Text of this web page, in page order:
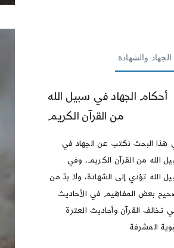
الجهاد والشهادة
أحكام الجهاد في سبيل الله
من القرآن الكريم
هذا البحث نكتب عن الجهاد في
الله من القرآن الكريم، وفي
الله تؤدي إلى الشهادة، ولا بدّ من
بعض المفاهيم في الأحاديث
تخالف القرآن وأحاديث العترة
المشرفة